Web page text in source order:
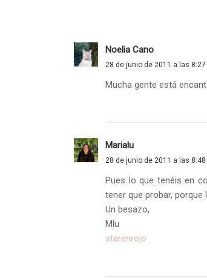
Noelia Cano
28 de junio de 2011 a las 8:27
Mucha gente está
Marialu
28 de junio de 2011 a las 8:48
Pues lo que tenéis en
tener que probar,
Un besazo,
Mlu
starenrojo